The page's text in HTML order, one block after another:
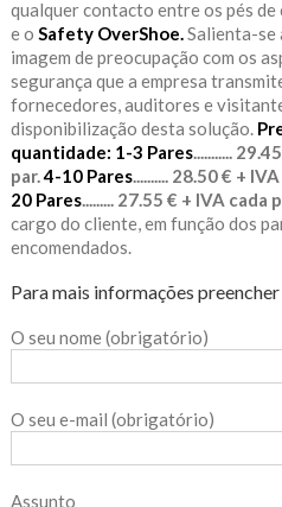
qualquer contacto entre os pés
e o Safety OverShoe. Salienta-se
imagem de preocupação com os
segurança que a empresa
fornecedores, auditores e
disponibilização desta solução.
quantidade: 1-3 Pares...........
par. 4-10 Pares.......... 28.50 € +
20 Pares......... 27.55 € + IVA cada
cargo do cliente, em função dos
encomendados.
Para mais informações
O seu nome (obrigatório)
O seu e-mail (obrigatório)
Assunto